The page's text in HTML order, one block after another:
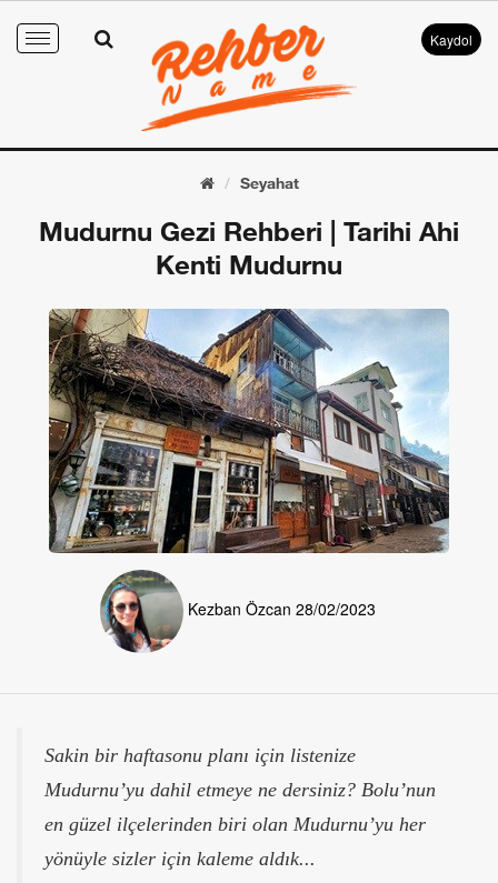
Toggle
Kaydol
Seyahat
Mudurnu Gezi Rehberi | Tarihi Ahi
Kenti Mudurnu
Kezban Özcan 28/02/2023
Sakin bir haftasonu planı için listenize
Mudurnu’yu dahil etmeye ne dersiniz? Bolu’nun
en güzel ilçelerinden biri olan Mudurnu’yu her
yönüyle sizler için kaleme aldık...